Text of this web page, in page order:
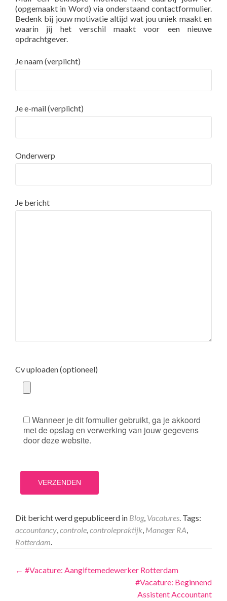
(opgemaakt in Word) via onderstaand contactformulier.
Bedenk bij jouw motivatie altijd wat jou uniek maakt en
waarin jij het verschil maakt voor een nieuwe
opdrachtgever.
Je naam (verplicht)
Je e-mail (verplicht)
Onderwerp
Je bericht
Cv uploaden (optioneel)
Wanneer je dit formulier gebruikt, ga je akkoord
met de opslag en verwerking van jouw gegevens
door deze website.
Dit bericht werd gepubliceerd in Blog, Vacatures. Tags:
accountancy,controle,controlepraktijk, Manager RA,
Rotterdam.
Navigatie
← #Vacature: Aangiftemedewerker Rotterdam
#Vacature: Beginnend
Assistent Accountant